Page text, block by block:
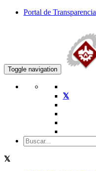
Portal de Transparencia
Toggle navigation